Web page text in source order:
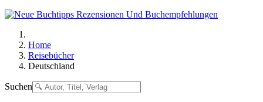
Home
Reisebücher
Deutschland
Suchen